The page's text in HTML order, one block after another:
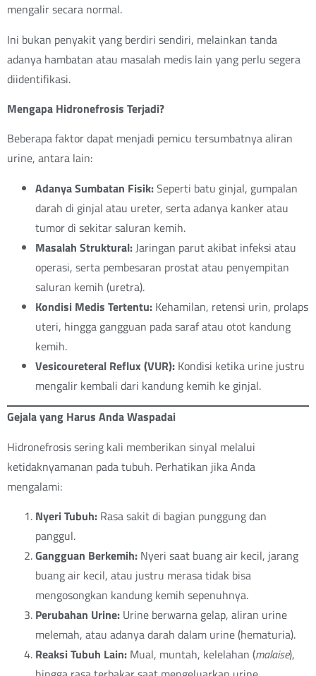
mengalir secara normal.
Ini bukan penyakit yang berdiri sendiri, melainkan tanda
adanya hambatan atau masalah medis lain yang perlu segera
diidentifikasi.
Mengapa Hidronefrosis Terjadi?
Beberapa faktor dapat menjadi pemicu tersumbatnya aliran
urine, antara lain:
Adanya Sumbatan Fisik:Seperti batu ginjal, gumpalan
darah di ginjal atau ureter, serta adanya kanker atau
tumor di sekitar saluran kemih.
Masalah Struktural:Jaringan parut akibat infeksi atau
operasi, serta pembesaran prostat atau penyempitan
saluran kemih (uretra).
Kondisi Medis Tertentu: Kehamilan, retensi urin, prolaps
uteri, hingga gangguan pada saraf atau otot kandung
kemih.
Vesicoureteral Reflux (VUR): Kondisi ketika urine justru
mengalir kembali dari kandung kemih ke ginjal.
Gejala yang Harus Anda Waspadai
Hidronefrosis sering kali memberikan sinyal melalui
ketidaknyamanan pada tubuh. Perhatikan jika Anda
mengalami:
Nyeri Tubuh: Rasa sakit di bagian punggung dan
panggul.
Gangguan Berkemih: Nyeri saat buang air kecil, jarang
buang air kecil, atau justru merasa tidak bisa
mengosongkan kandung kemih sepenuhnya.
Perubahan Urine: Urine berwarna gelap, aliran urine
melemah, atau adanya darah dalam urine (hematuria).
Reaksi Tubuh Lain: Mual, muntah, kelelahan (malaise),